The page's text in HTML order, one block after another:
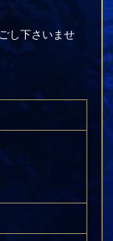
し下さいませ